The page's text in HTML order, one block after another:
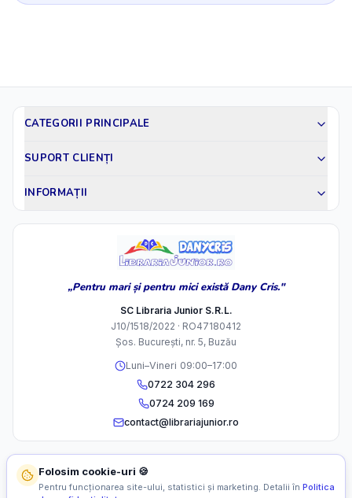
CATEGORII PRINCIPALE
SUPORT CLIENȚI
INFORMAȚII
„Pentru mari și pentru mici există Dany Cris."
SC Libraria Junior S.R.L.
J10/1518/2022 · RO47180412
Șos. București, nr. 5, Buzău
Luni–Vineri 09:00–17:00
0722 304 296
0724 209 169
contact@librariajunior.ro
Folosim cookie-uri 🍪
Pentru funcționarea site-ului, statistici și marketing. Detalii în Politica